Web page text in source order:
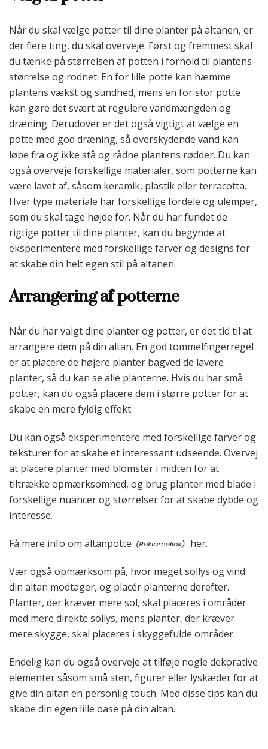
Når du skal vælge potter til dine planter på altanen, er
der flere ting, du skal overveje. Først og fremmest skal
du tænke på størrelsen af potten i forhold til plantens
størrelse og rodnet. En for lille potte kan hæmme
plantens vækst og sundhed, mens en for stor potte
kan gøre det svært at regulere vandmængden og
dræning. Derudover er det også vigtigt at vælge en
potte med god dræning, så overskydende vand kan
løbe fra og ikke stå og rådne plantens rødder. Du kan
også overveje forskellige materialer, som potterne kan
være lavet af, såsom keramik, plastik eller terracotta.
Hver type materiale har forskellige fordele og ulemper,
som du skal tage højde for. Når du har fundet de
rigtige potter til dine planter, kan du begynde at
eksperimentere med forskellige farver og designs for
at skabe din helt egen stil på altanen.
Arrangering af potterne
Når du har valgt dine planter og potter, er det tid til at
arrangere dem på din altan. En god tommelfingerregel
er at placere de højere planter bagved de lavere
planter, så du kan se alle planterne. Hvis du har små
potter, kan du også placere dem i større potter for at
skabe en mere fyldig effekt.
Du kan også eksperimentere med forskellige farver og
teksturer for at skabe et interessant udseende. Overvej
at placere planter med blomster i midten for at
tiltrække opmærksomhed, og brug planter med blade i
forskellige nuancer og størrelser for at skabe dybde og
interesse.
Få mere info om altanpotte her.
Vær også opmærksom på, hvor meget sollys og vind
din altan modtager, og placér planterne derefter.
Planter, der kræver mere sol, skal placeres i områder
med mere direkte sollys, mens planter, der kræver
mere skygge, skal placeres i skyggefulde områder.
Endelig kan du også overveje at tilføje nogle dekorative
elementer såsom små sten, figurer eller lyskæder for at
give din altan en personlig touch. Med disse tips kan du
skabe din egen lille oase på din altan.